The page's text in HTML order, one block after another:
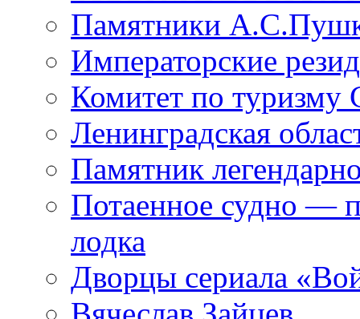
Памятники
Императорские
Комитет по туризму
Ленинградская
Памятник
Потаенное судно —
лодка
Дворцы сериала